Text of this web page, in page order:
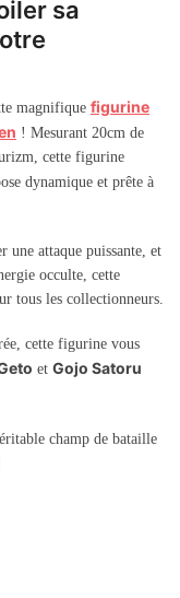
sa
magnifique figurine
! Mesurant 20cm de
cette figurine
dynamique et prête à
une attaque puissante, et
occulte, cette
tous les collectionneurs.
cette figurine vous
et Gojo Satoru
champ de bataille